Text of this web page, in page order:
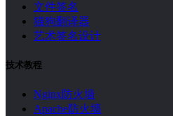
文件签名
猫狗翻译器
艺术签名设计
技术教程
Nginx防火墙
Apache防火墙